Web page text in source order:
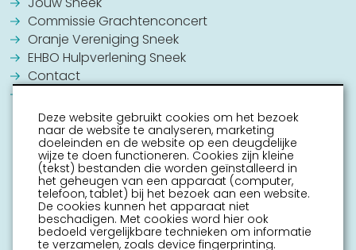
Commissie Grachtenconcert
Oranje Vereniging Sneek
EHBO Hulpverlening Sneek
Contact
Deze website gebruikt cookies om het bezoek
naar de website te analyseren, marketing
doeleinden en de website op een deugdelijke
wijze te doen functioneren. Cookies zijn kleine
(tekst) bestanden die worden geïnstalleerd in
het geheugen van een apparaat (computer,
telefoon, tablet) bij het bezoek aan een website.
De cookies kunnen het apparaat niet
beschadigen. Met cookies word hier ook
bedoeld vergelijkbare technieken om informatie
te verzamelen, zoals device fingerprinting.